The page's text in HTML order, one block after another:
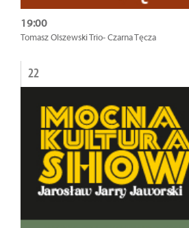
19:00
Tomasz Olszewski Trio- Czarna Tęcza
22